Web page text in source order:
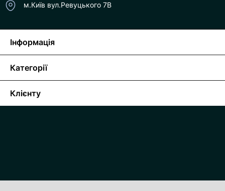
м.Київ вул.Ревуцького 7В
Інформація
Категорії
Клієнту